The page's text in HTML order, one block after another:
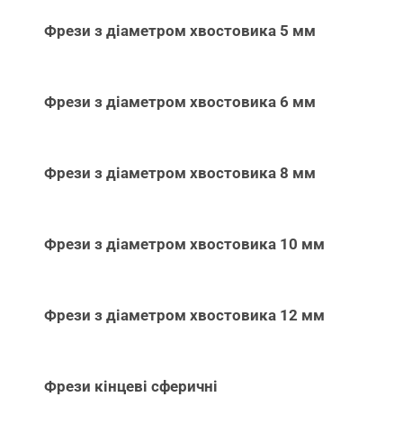
Фрези з діаметром хвостовика 5 мм
Фрези з діаметром хвостовика 6 мм
Фрези з діаметром хвостовика 8 мм
Фрези з діаметром хвостовика 10 мм
Фрези з діаметром хвостовика 12 мм
Фрези кінцеві сферичні